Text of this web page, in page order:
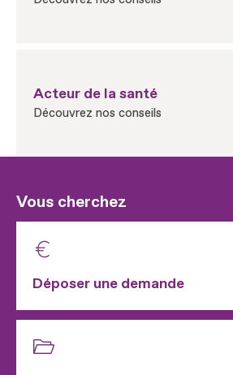
Acteur de la santé
Découvrez nos conseils
Vous cherchez
Déposer une demande